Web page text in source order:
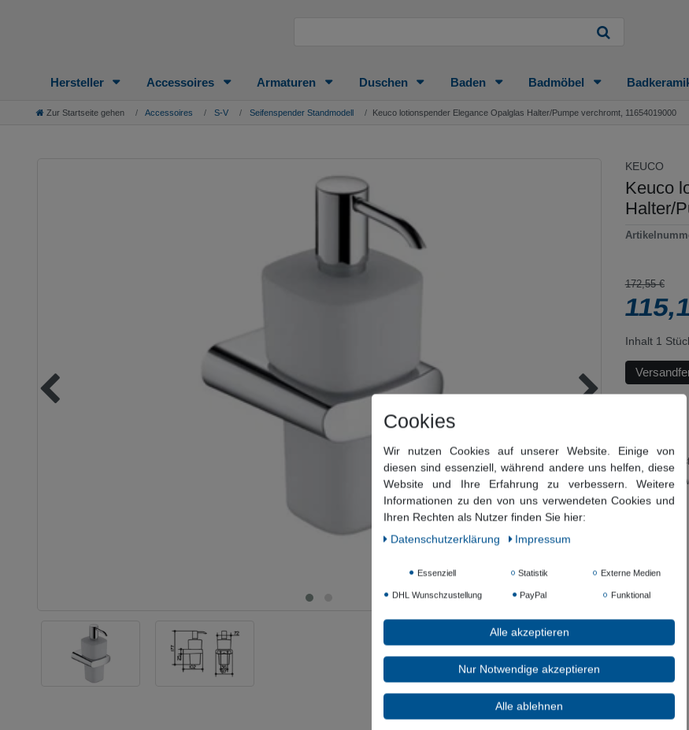
Hersteller Accessoires Armaturen Duschen Baden Badmöbel
Zur Startseite gehen Accessoires S-V Seifenspender Standmodell Keuco lotionspender Elegance Opalglas Halter/Pumpe verchromt, 11654019000
KEUCO
Keuco
Halter/
172,55 €
Inhalt 1
* inkl. ges.
Cookies
Wir nutzen Cookies auf unserer Website. Einige von
diesen sind essenziell, während andere uns helfen, diese
Website und Ihre Erfahrung zu verbessern. Weitere
Informationen zu den von uns verwendeten Cookies und
Ihren Rechten als Nutzer finden Sie hier:
Daten­schutz­erklärung
Impressum
Essenziell Statistik Externe Medien
DHL Wunschzustellung PayPal Funktional
Alle akzeptieren
Nur Notwendige akzeptieren
Alle ablehnen